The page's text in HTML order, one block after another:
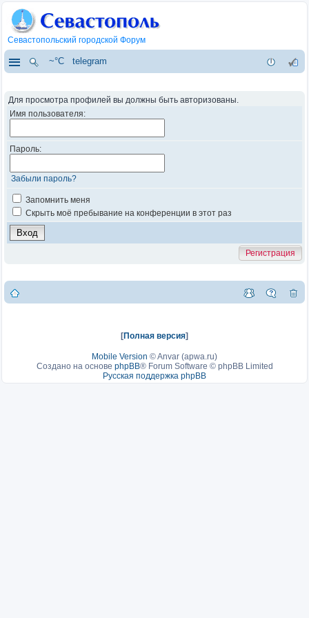
Севастопольский городской Форум
~°C telegram
Для просмотра профилей вы должны быть авторизованы.
Имя пользователя:
Пароль:
Забыли пароль?
Запомнить меня
Скрыть моё пребывание на конференции в этот раз
Регистрация
[Полная версия]
Mobile Version ©Anvar (apwa.ru)
Создано на основе phpBB® Forum Software © phpBB Limited
Русская поддержка phpBB